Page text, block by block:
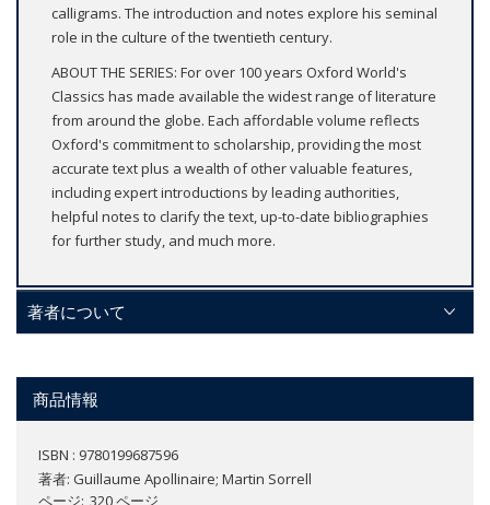
calligrams. The introduction and notes explore his seminal
role in the culture of the twentieth century.
ABOUT THE SERIES: For over 100 years Oxford World's
Classics has made available the widest range of literature
from around the globe. Each affordable volume reflects
Oxford's commitment to scholarship, providing the most
accurate text plus a wealth of other valuable features,
including expert introductions by leading authorities,
helpful notes to clarify the text, up-to-date bibliographies
for further study, and much more.
著者について
商品情報
ISBN : 9780199687596
著者: Guillaume Apollinaire; Martin Sorrell
ページ 320 ページ